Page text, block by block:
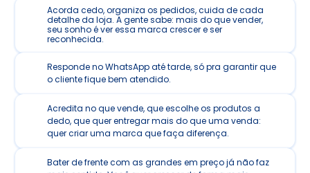
Acorda cedo, organiza os pedidos, cuida de cada
detalhe da loja. A gente sabe: mais do que vender,
seu sonho é ver essa marca crescer e ser
reconhecida.
Responde no WhatsApp até tarde, só pra garantir que
o cliente fique bem atendido.
Acredita no que vende, que escolhe os produtos a
dedo, que quer entregar mais do que uma venda:
quer criar uma marca que faça diferença.
Bater de frente com as grandes em preço já não faz